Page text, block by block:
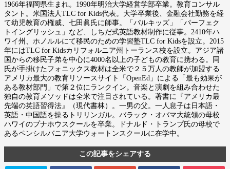
1966年福岡県生まれ。1990年明治大学経営学部卒業。教育コンサル
タント。米国法人TLC for Kids代表。大学卒業後、金融会社勤務を経
て幼児教育の権威、七田眞氏に師事。「パルキッズ」「パーフェク
トイングリッシュ」など、しちだ式英語教材制作に従事。2410年ハ
ワイ州、ホノルルにて移民のための学習塾TLC for Kidsを設立。2015
年にはTLC for Kidsカリフォルニア州トーランス校を設立。アジア諸
国からの移民子弟を中心に4000名以上の子どもの教育に携わる。同
氏が手掛けたフォニックス教材は全米で２５万人の教師が加盟する
アメリカ最大の教育リソースサイト「OpenEd」による「最も効果が
ある教材部門」で第２位にランクイン。音楽と演劇を組み合わせた
独自の教育メソッドは全米で注目されている。著書に『アメリカ最
先端の英語習得法』（現代書林）。一男の父。一人息子は日本語・
英語・中国語を操るトリリンガル。バラック・オバマ大統領の母校
ハワイのプナホウスクールを卒業。ドナルド・トランプ氏の母校で
あるペンシルバニア大学ウォートンスクールに在学中。
この記事をシェアする